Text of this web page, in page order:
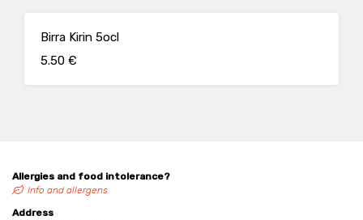
Birra Kirin 5ocl
5.50 €
Allergies and food intolerance?
Info and allergens
Address